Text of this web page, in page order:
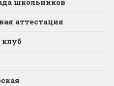
школьников
аттестация